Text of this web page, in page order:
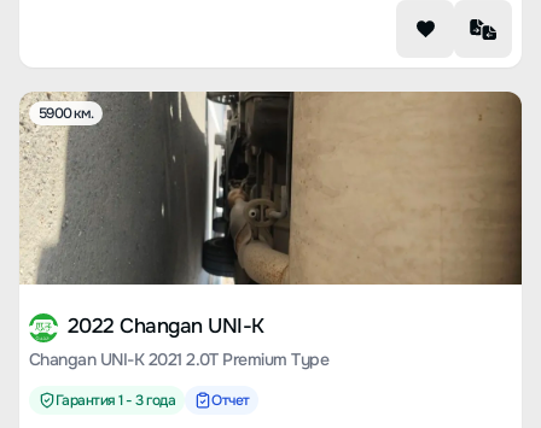
5900 км.
2022 Changan UNI-K
Changan UNI-K 2021 2.0T Premium Type
Гарантия 1 - 3 года Отчет